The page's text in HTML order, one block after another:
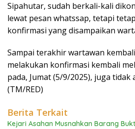
Sipahutar, sudah berkali-kali
lewat pesan whatssap, tetapi
konfirmasi yang disampaikan
Sampai terakhir wartawan
melakukan konfirmasi kembali
pada, Jumat (5/9/2025), juga tidak
(TM/RED)
Berita Terkait
Kejari Asahan Musnahkan Barang